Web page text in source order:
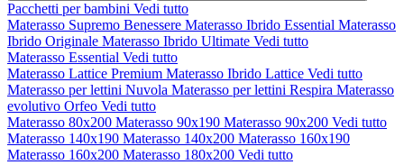
Pacchetti per bambini Vedi tutto
Materasso Supremo Benessere Materasso Ibrido Essential Materasso
Ibrido Originale Materasso Ibrido Ultimate Vedi tutto
Materasso Essential Vedi tutto
Materasso Lattice Premium Materasso Ibrido Lattice Vedi tutto
Materasso per lettini Nuvola Materasso per lettini Respira Materasso
evolutivo Orfeo Vedi tutto
Materasso 80x200 Materasso 90x190 Materasso 90x200 Vedi tutto
Materasso 140x190 Materasso 140x200 Materasso 160x190
Materasso 160x200 Materasso 180x200 Vedi tutto